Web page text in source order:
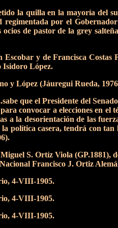
la quilla en la mayoría del
por el
ocios de pastor de la grey
Escobar y de Francisca
Isidoro López.
y López (Jáuregui Rueda,
que el Presidente del
convocar a elecciones en
a la desorientación de las
política casera, tendrá con
S. Ortíz Viola
Francisco J. Ortiz
4-VIII-1905.
4-VIII-1905.
4-VIII-1905.